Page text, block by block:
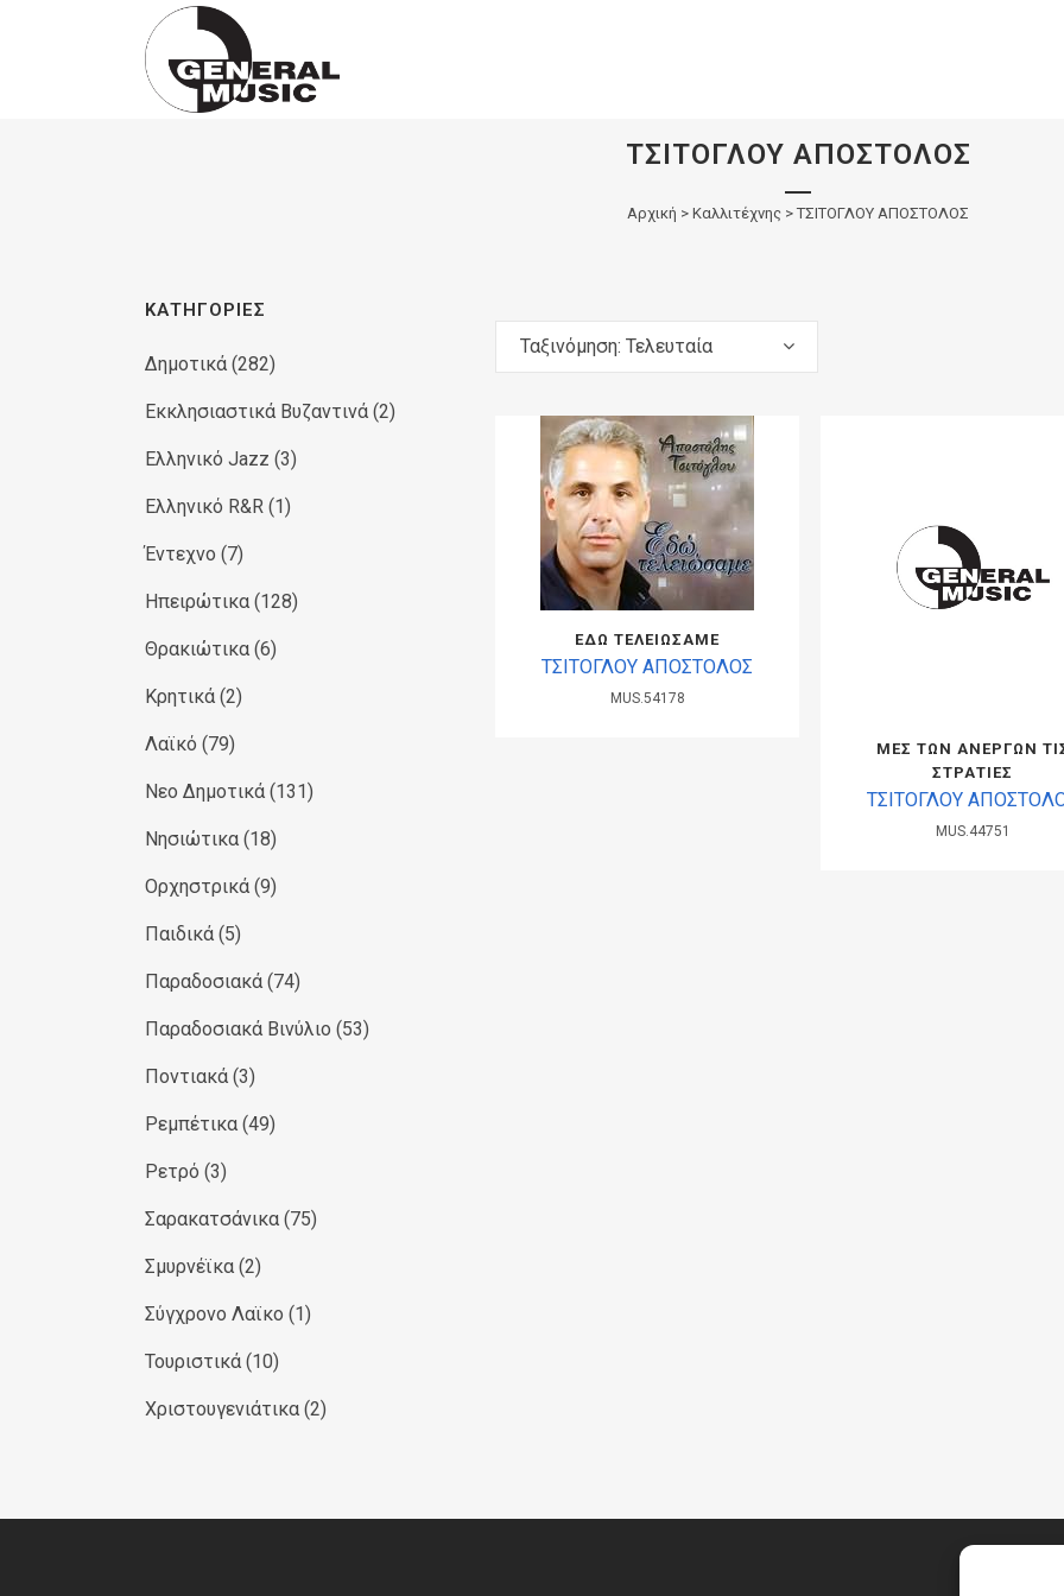
Products
ΤΣΙΤΟΓΛΟΥ ΑΠΟΣΤΟΛΟΣ
Αρχική > Καλλιτέχνης > ΤΣΙΤΟΓΛΟΥ ΑΠΟΣΤΟΛΟΣ
ΚΑΤΗΓΟΡΊΕΣ
Δημοτικά (282)
Εκκλησιαστικά Βυζαντινά (2)
Ελληνικό Jazz (3)
Ελληνικό R&R (1)
Έντεχνο (7)
Ηπειρώτικα (128)
Θρακιώτικα (6)
Κρητικά (2)
Λαϊκό (79)
Νεο Δημοτικά (131)
Νησιώτικα (18)
Ορχηστρικά (9)
Παιδικά (5)
Παραδοσιακά (74)
Παραδοσιακά Βινύλιο (53)
Ποντιακά (3)
Ρεμπέτικα (49)
Ρετρό (3)
Σαρακατσάνικα (75)
Σμυρνέϊκα (2)
Σύγχρονο Λαϊκο (1)
Τουριστικά (10)
Χριστουγενιάτικα (2)
Ταξινόμηση: Τελευταία
ΕΔΩ ΤΕΛΕΙΩΣΑΜΕ
ΤΣΙΤΟΓΛΟΥ ΑΠΟΣΤΟΛΟΣ
MUS.54178
ΜΕΣ ΤΩΝ ΑΝΕΡΓΩΝ
ΣΤΡΑΤΙΕΣ
ΤΣΙΤΟΓΛΟΥ
MUS.44751